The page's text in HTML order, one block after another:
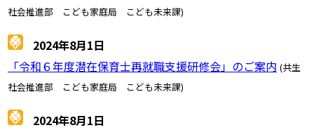
社会推進部 こども家庭局 こども未来課)
2024年8月1日
「令和６年度潜在保育士再就職支援研修会」のご案内 (共生
社会推進部 こども家庭局 こども未来課)
2024年8月1日